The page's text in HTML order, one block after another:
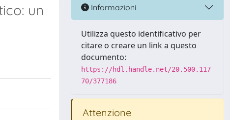
un
Informazioni
Utilizza questo identificativo per
citare o creare un link a questo
documento:
https://hdl.handle.net/20.500.117
70/377186
Attenzione